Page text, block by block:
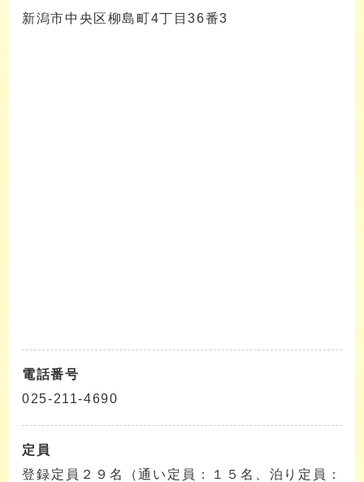
新潟市中央区柳島町4丁目36番3
電話番号
025-211-4690
定員
登録定員２９名（通い定員：１５名、泊り定員：